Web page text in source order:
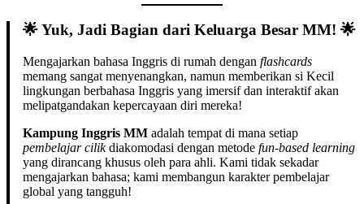
🌟 Yuk, Jadi Bagian dari Keluarga Besar MM! 🌟
Mengajarkan bahasa Inggris di rumah dengan flashcards
memang sangat menyenangkan, namun memberikan si Kecil
lingkungan berbahasa Inggris yang imersif dan interaktif akan
melipatgandakan kepercayaan diri mereka!
Kampung Inggris MM adalah tempat di mana setiap
pembelajar cilikdiakomodasi dengan metode fun-based learning
yang dirancang khusus oleh para ahli. Kami tidak sekadar
mengajarkan bahasa; kami membangun karakter pembelajar
global yang tangguh!